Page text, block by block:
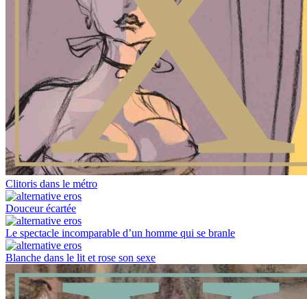
Clitoris dans le métro
Douceur écartée
Le spectacle incomparable d’un homme qui se branle
Blanche dans le lit et rose son sexe